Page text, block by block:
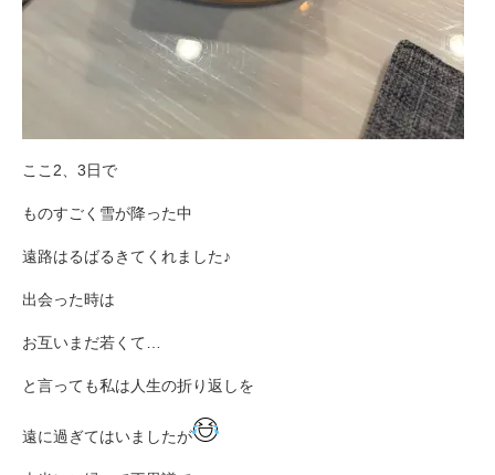
ここ2、3日で
ものすごく雪が降った中
遠路はるばるきてくれました♪
出会った時は
お互いまだ若くて…
と言っても私は人生の折り返しを
遠に過ぎてはいましたが